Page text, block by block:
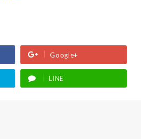
Google+
LINE